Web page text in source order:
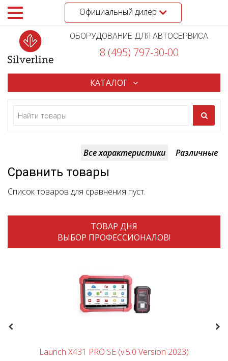
Официальный дилер
ОБОРУДОВАНИЕ ДЛЯ АВТОСЕРВИСА
8 (495) 797-30-00
КАТАЛОГ
Все характеристики Различные
Сравнить товары
Список товаров для сравнения пуст.
ТОВАР ДНЯ
ВЫБОР ПРОФЕССИОНАЛОВ!
Previous
Launch X431 PRO SE (v.5.0 Version 2023)